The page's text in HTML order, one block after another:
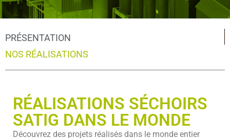
PRÉSENTATION
NOS RÉALISATIONS
RÉALISATIONS SÉCHOIRS
SATIG DANS LE MONDE
Découvrez des projets réalisés dans le monde entier